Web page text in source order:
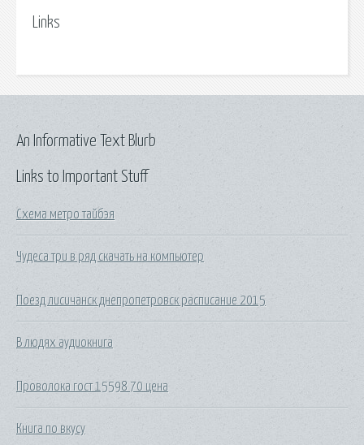
Links
Links to Important Stuff
Схема метро тайбэя
Чудеса три в ряд скачать на компьютер
Поезд лисичанск днепропетровск расписание 2015
В людях аудиокнига
Проволока гост 15598 70 цена
Книга по вкусу
An Informative Text Blurb